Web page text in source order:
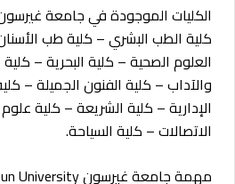
كلية الطب البشري – كلية طب
العلوم الصحية – كلية البحرية – كلية
والآداب – كلية الفنون الجميلة –
الإدارية – كلية الشريعة – كلية
الاتصالات – كلية السياحة.